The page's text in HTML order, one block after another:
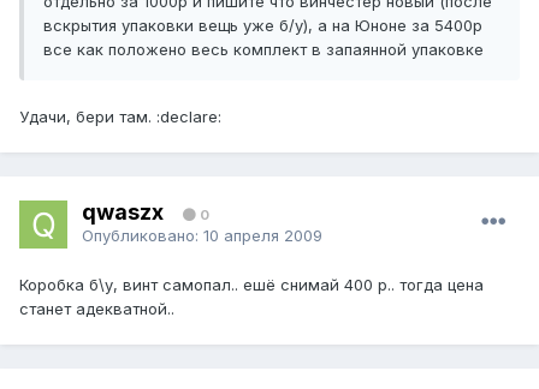
вскрытия упаковки вещь уже б/у), а на Юноне за 5400р
все как положено весь комплект в запаянной упаковке
Удачи, бери там. :declare:
qwaszx 0
Опубликовано: 10 апреля 2009
Коробка б\у, винт самопал.. ешё снимай 400 р.. тогда цена
станет адекватной..